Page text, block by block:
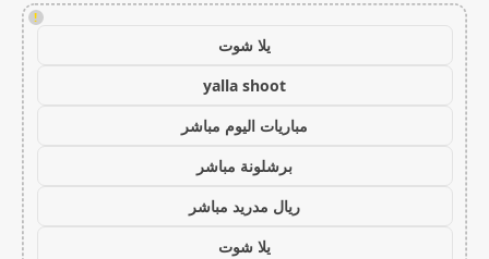
!
يلا شوت
yalla shoot
مباريات اليوم مباشر
برشلونة مباشر
ريال مدريد مباشر
يلا شوت